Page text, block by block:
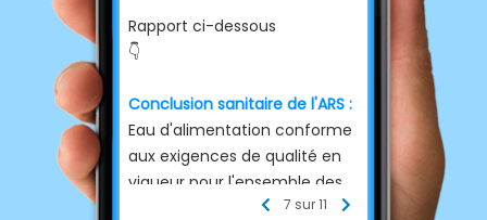
Rapport ci-dessous
👇️
Conclusion sanitaire de l'ARS :
Eau d'alimentation conforme
aux exigences de qualité en
vigueur pour l'ensemble des
paramètres mesurés.7 sur 11